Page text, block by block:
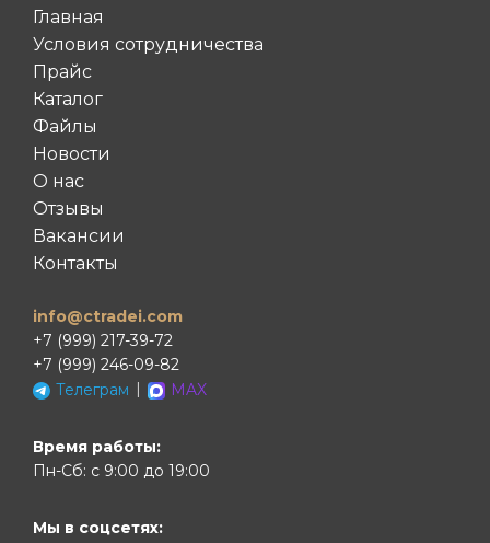
Главная
Условия сотрудничества
Прайс
Каталог
Файлы
Новости
О нас
Отзывы
Вакансии
Контакты
info@ctradei.com
+7 (999) 217-39-72
+7 (999) 246-09-82
Телеграм
MAX
Время работы:
Пн-Сб: с 9:00 до 19:00
Мы в соцсетях: